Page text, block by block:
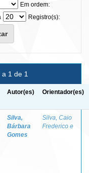
Em ordem:
Registro(s):
1 de 1
Autor(es) Orientador(es)
Silva,
Bárbara
Gomes
Silva, Caio
Frederico e